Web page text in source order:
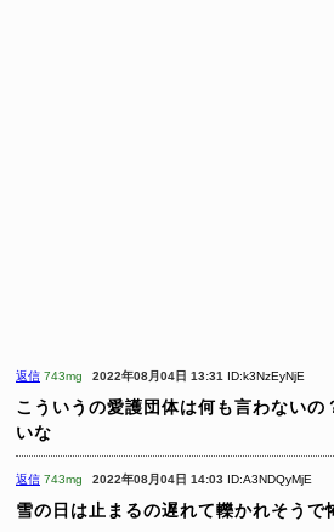
返信 743mg 2022年08月04日 13:31 ID:k3NzEyNjE
こういうの愛護団体は何も言わないの
いな
返信 743mg 2022年08月04日 14:03 ID:A3NDQyMjE
雪の日は止まるの遅れて轢かれそうで